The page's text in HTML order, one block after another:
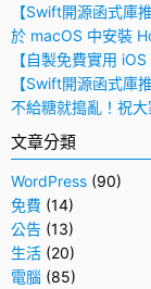
【Swift開源函式庫
於 macOS 中安裝
【自製免費實用
【Swift開源函式庫
不給糖就搗亂！祝大
文章分類
WordPress (90)
免費 (14)
公告 (13)
生活 (20)
電腦 (85)